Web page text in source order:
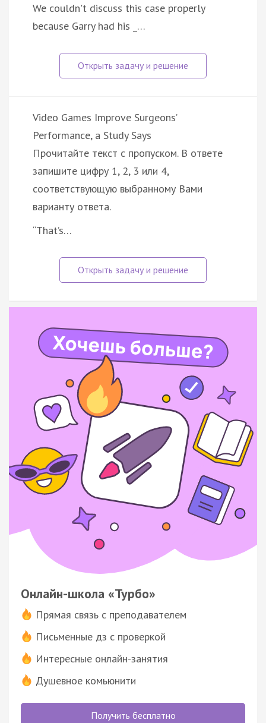
We couldn't discuss this case properly
because Garry had his _…
Video Games Improve Surgeons’
Performance, a Study Says
Прочитайте текст с пропуском. В ответе
запишите цифру 1, 2, 3 или 4,
соответствующую выбранному Вами
варианту ответа.
“That’s…
Онлайн-школа «Турбо»
Прямая связь с преподавателем
Письменные дз с проверкой
Интересные онлайн-занятия
Душевное комьюнити
Получить бесплатно